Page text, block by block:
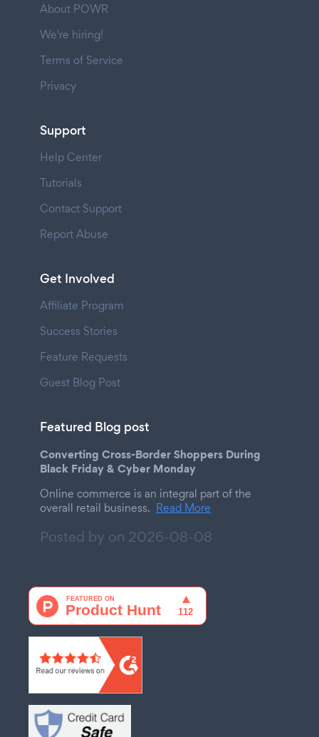
About POWR
We're hiring!
Terms of Service
Privacy
Support
Help Center
Tutorials
Contact Support
Report Abuse
Get Involved
Affiliate Program
Success Stories
Feature Requests
Guest Blog Post
Featured Blog post
Converting Cross-Border Shoppers During
Black Friday & Cyber Monday
Online commerce is an integral part of the
overall retail business. Read More
Posted by on 2026-08-08